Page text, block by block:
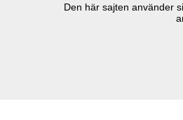
Den här sajten använder